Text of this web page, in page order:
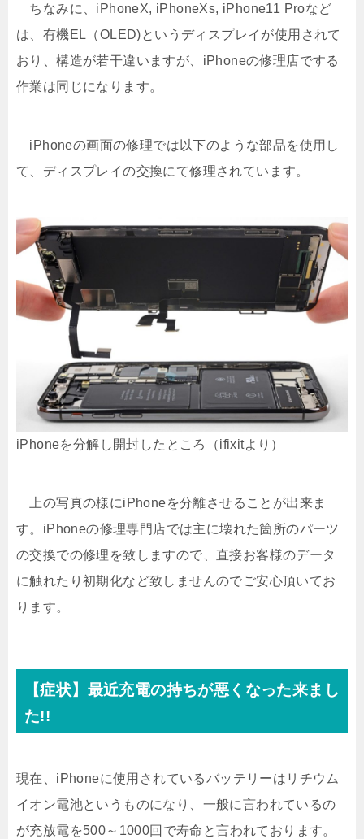
ちなみに、iPhoneX, iPhoneXs, iPhone11 Proなど
は、有機EL（OLED)というディスプレイが使用されて
おり、構造が若干違いますが、iPhoneの修理店でする
作業は同じになります。
iPhoneの画面の修理では以下のような部品を使用し
て、ディスプレイの交換にて修理されています。
iPhoneを分解し開封したところ（ifixitより）
上の写真の様にiPhoneを分離させることが出来ま
す。iPhoneの修理専門店では主に壊れた箇所のパーツ
の交換での修理を致しますので、直接お客様のデータ
に触れたり初期化など致しませんのでご安心頂いてお
ります。
【症状】最近充電の持ちが悪くなった来まし
た!!
現在、iPhoneに使用されているバッテリーはリチウム
イオン電池というものになり、一般に言われているの
が充放電を500～1000回で寿命と言われております。